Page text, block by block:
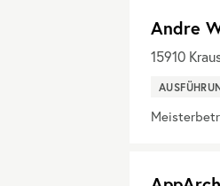
Andre
15910